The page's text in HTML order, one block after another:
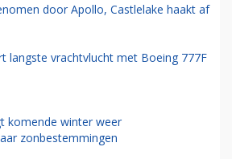
door Apollo, Castlelake haakt af
langste vrachtvlucht met Boeing 777F
komende winter weer
zonbestemmingen